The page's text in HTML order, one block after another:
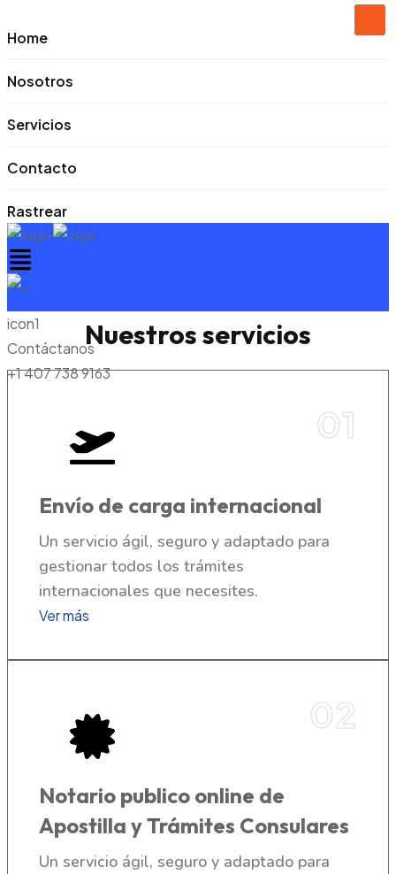
Home
Nosotros
Servicios
Contacto
Rastrear
Contáctanos
+1 407 738 9163
Nuestros servicios
01
Envío de carga internacional
Un servicio ágil, seguro y adaptado para
gestionar todos los trámites
internacionales que necesites.
Ver más
02
Notario publico online de
Apostilla y Trámites Consulares
Un servicio ágil, seguro y adaptado para